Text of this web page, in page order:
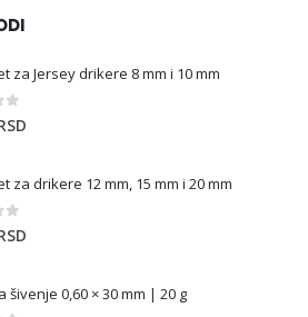
za Jersey drikere 8 mm i 10 mm
5
za drikere 12 mm, 15 mm i 20 mm
šivenje 0,60 × 30 mm | 20 g